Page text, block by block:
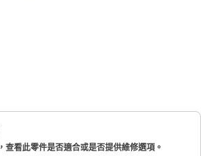
查看此零件是否適合或是否提供維修選項。